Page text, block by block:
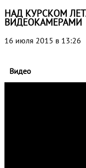
НАД КУРСКОМ
ВИДЕОКАМЕРАМИ
16 июля 2015 в 13:26
Видео